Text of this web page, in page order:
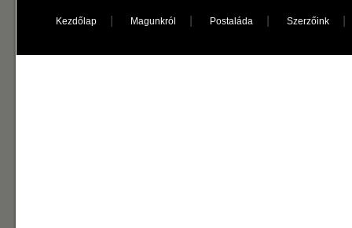
Kezdőlap Magunkról Postaláda Szerzőink